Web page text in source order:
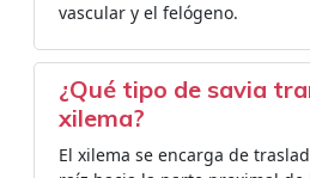
vascular y el felógeno.
¿Qué tipo de savia
xilema?
El xilema se encarga de